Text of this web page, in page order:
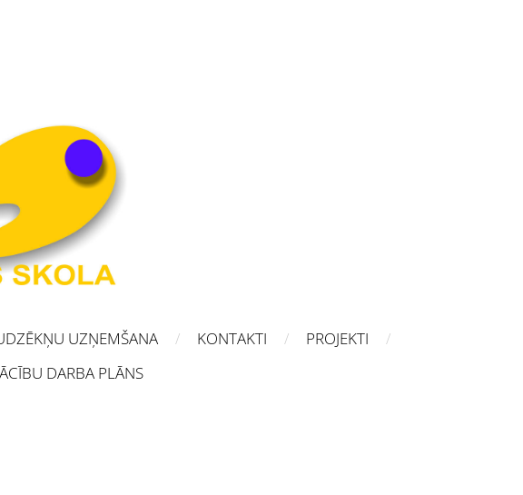
UZŅEMŠANA KONTAKTI
PROJEKTI
DARBA PLĀNS